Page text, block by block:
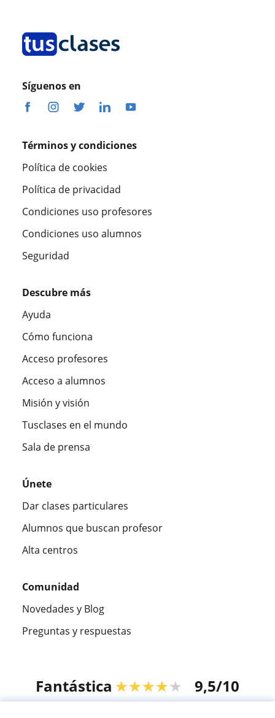
Síguenos en
Términos y condiciones
Política de cookies
Política de privacidad
Condiciones uso profesores
Condiciones uso alumnos
Seguridad
Descubre más
Ayuda
Cómo funciona
Acceso profesores
Acceso a alumnos
Misión y visión
Tusclases en el mundo
Sala de prensa
Únete
Dar clases particulares
Alumnos que buscan profesor
Alta centros
Comunidad
Novedades y Blog
Preguntas y respuestas
Fantástica ★★★★★ 9,5/10